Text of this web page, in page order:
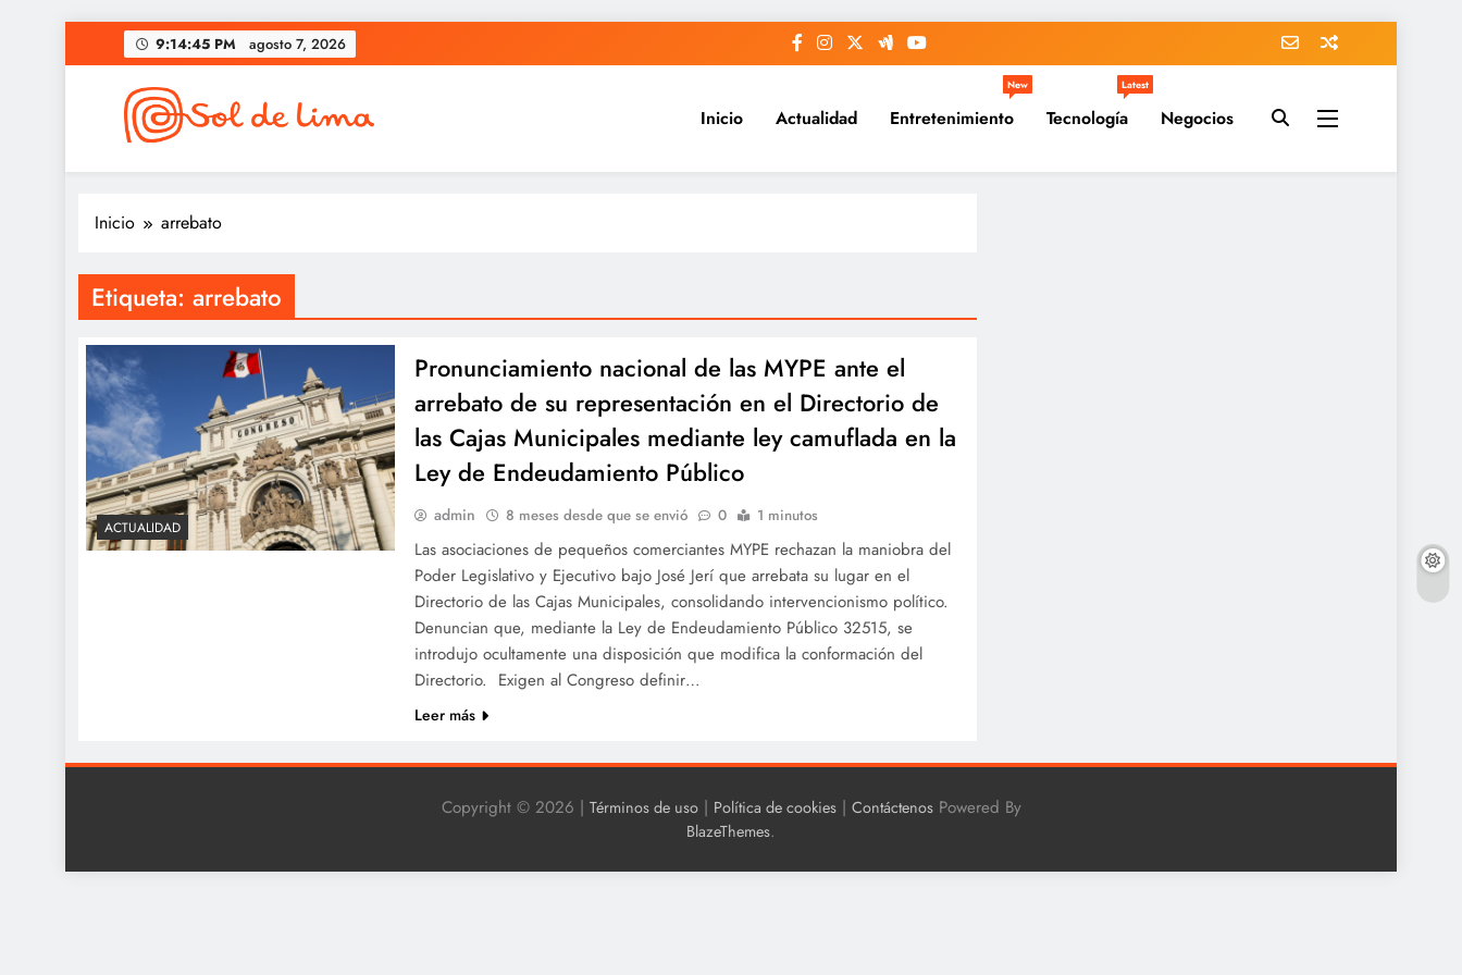
al
contenido
9:14:45 PM agosto 7, 2026
Sol de lima
Inicio Actualidad Entretenimiento
New
Tecnología
Latest
Negocios
Inicio arrebato
Etiqueta: arrebato
ACTUALIDAD
Pronunciamiento nacional de las MYPE ante el
arrebato de su representación en el Directorio de
las Cajas Municipales mediante ley camuflada en la
Ley de Endeudamiento Público
admin 8 meses desde que se envió 0 1 minutos
Las asociaciones de pequeños comerciantes MYPE rechazan la maniobra del
Poder Legislativo y Ejecutivo bajo José Jerí que arrebata su lugar en el
Directorio de las Cajas Municipales, consolidando intervencionismo político.
Denuncian que, mediante la Ley de Endeudamiento Público 32515, se
introdujo ocultamente una disposición que modifica la conformación del
Directorio. Exigen al Congreso definir…
Leer más
Copyright © 2026 | Términos de uso| Política de cookies| ContáctenosPowered By
BlazeThemes.